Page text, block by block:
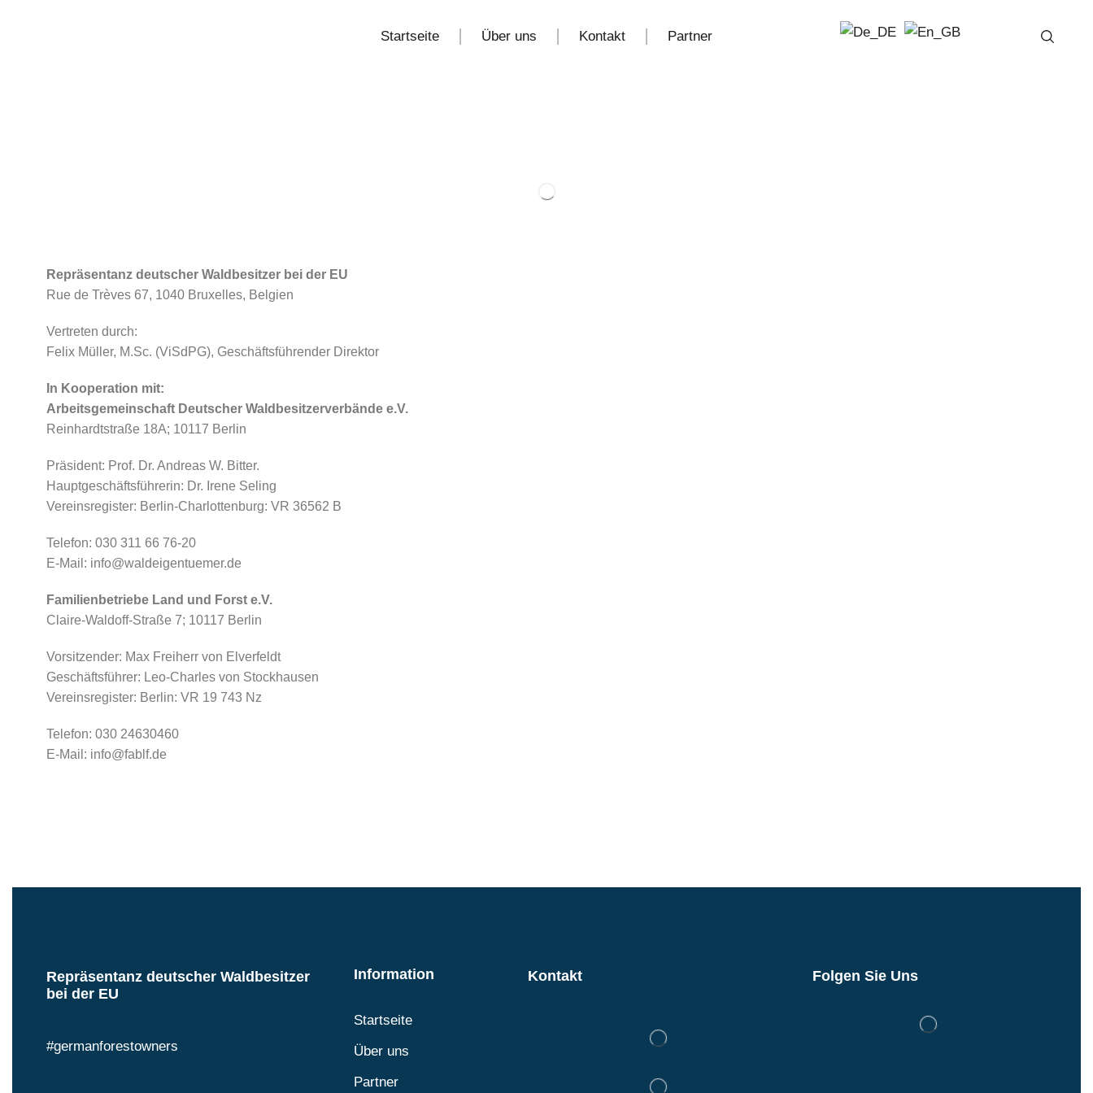
Startseite Über uns Kontakt Partner
Repräsentanz deutscher Waldbesitzer bei der EU
Rue de Trèves 67, 1040 Bruxelles, Belgien
Vertreten durch:
Felix Müller, M.Sc. (ViSdPG), Geschäftsführender Direktor
In Kooperation mit:
Arbeitsgemeinschaft Deutscher Waldbesitzerverbände e.V.
Reinhardtstraße 18A; 10117 Berlin
Präsident: Prof. Dr. Andreas W. Bitter.
Hauptgeschäftsführerin: Dr. Irene Seling
Vereinsregister: Berlin-Charlottenburg: VR 36562 B
Telefon: 030 311 66 76-20
E-Mail: info@waldeigentuemer.de
Familienbetriebe Land und Forst e.V.
Claire-Waldoff-Straße 7; 10117 Berlin
Vorsitzender: Max Freiherr von Elverfeldt
Geschäftsführer: Leo-Charles von Stockhausen
Vereinsregister: Berlin: VR 19 743 Nz
Telefon: 030 24630460
E-Mail: info@fablf.de
Repräsentanz deutscher Waldbesitzer
bei der EU
#germanforestowners
Information
Startseite
Über uns
Partner
Kontakt Folgen Sie Uns